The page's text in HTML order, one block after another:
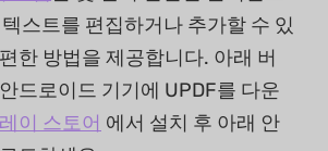
스트를 편집하거나 추가할 수 있
한 방법을 제공합니다. 아래 버
드로이드 기기에 UPDF를 다운
이 스토어 에서 설치 후 아래 안